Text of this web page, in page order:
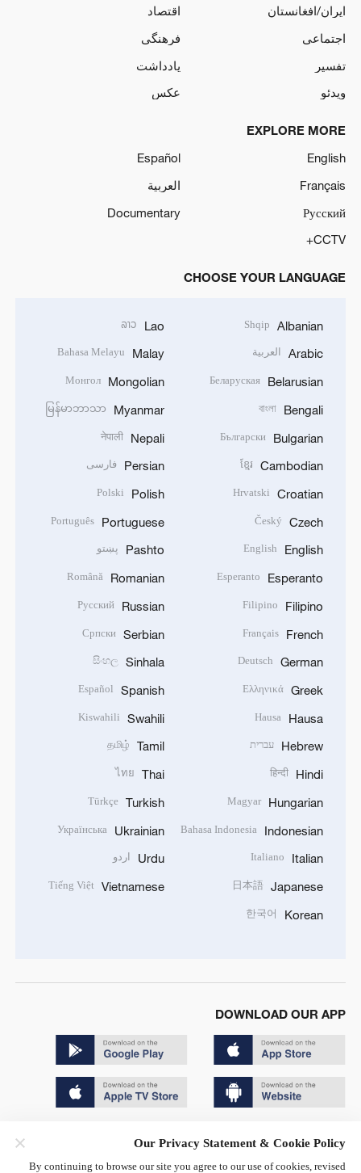
ایران/افغانستان
اقتصاد
اجتماعی
فرهنگی
تفسیر
یادداشت
ویدئو
عکس
EXPLORE MORE
English
Español
Français
العربية
Русский
Documentary
CCTV+
CHOOSE YOUR LANGUAGE
Albanian
Shqip
Arabic العربية
Belarusian
Беларуская
Bengali
বাংলা
Bulgarian
Български
Cambodian
ខ្មែរ
Croatian
Hrvatski
Czech
Český
English
English
Esperanto
Esperanto
Filipino
Filipino
French
Français
German
Deutsch
Greek
Ελληνικά
Hausa
Hausa
Hebrew עברית
Hindi
हिन्दी
Hungarian
Magyar
Indonesian
Bahasa Indonesia
Italian
Italiano
Japanese
日本語
Korean
한국어
Lao
ລາວ
Malay
Bahasa Melayu
Mongolian
Монгол
Myanmar
မြန်မာဘာသာ
Nepali
नेपाली
Persian فارسی
Polish
Polski
Portuguese
Português
Pashto پښتو
Romanian
Română
Russian
Русский
Serbian
Српски
Sinhala
සිංහල
Spanish
Español
Swahili
Kiswahili
Tamil
தமிழ்
Thai
ไทย
Turkish
Türkçe
Ukrainian
Українська
Urdu اردو
Vietnamese
Tiếng Việt
DOWNLOAD OUR APP
京ICP备20000184号
Our Privacy Statement & Cookie Policy
By continuing to browse our site you agree to our use of cookies, revised